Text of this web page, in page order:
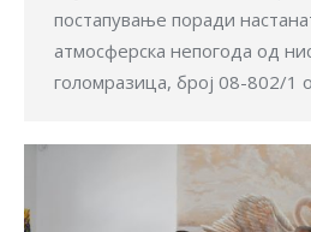
постапување поради
атмосферска непогода од
голомразица, број 08-802/1